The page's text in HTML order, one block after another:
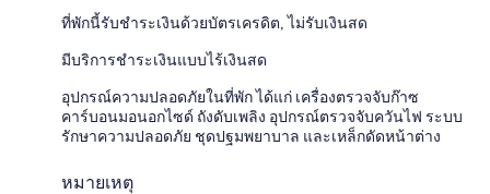
ที่พักนี้รับชำระเงินด้วยบัตรเครดิต, ไม่รับเงินสด
มีบริการชำระเงินแบบไร้เงินสด
อุปกรณ์ความปลอดภัยในที่พัก ได้แก่ เครื่องตรวจจับก๊าซ
คาร์บอนมอนอกไซด์ ถังดับเพลิง อุปกรณ์ตรวจจับควันไฟ ระบบ
รักษาความปลอดภัย ชุดปฐมพยาบาล และเหล็กดัดหน้าต่าง
หมายเหตุ